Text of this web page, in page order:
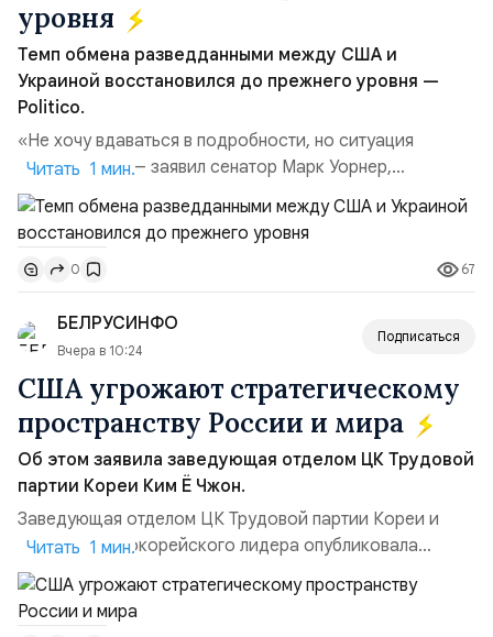
уровня
Темп обмена разведданными между США и
Украиной восстановился до прежнего уровня —
Politico.
«Не хочу вдаваться в подробности, но ситуация
улучшилась», — заявил сенатор Марк Уорнер,
высокопоставленный член комитета по разведке,
добавив, что использование Украиной беспилотников и
ракет большой дальности позволило ей наносить
удары вглубь российской территории и укрепило её
позиции.Сотрудничество со стороны США стало
ключом к позитивному пов...
Читать 1 мин.
0 67
БЕЛРУСИНФО
Вчера в 10:24
Подписаться
США угрожают стратегическому
пространству России и мира
Об этом заявила заведующая отделом ЦК Трудовой
партии Кореи Ким Ё Чжон.
Заведующая отделом ЦК Трудовой партии Кореи и
сестра северокорейского лидера опубликовала
заявление для прессы в ответ на проведение Токио
совместных с флотом США запусков крылатых ракет
Томагавк.«Япония отбросила обманчивую видимость
Читать 1 мин.